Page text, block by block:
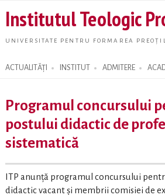
Institutul Teologic
UNIVERSITATE PENTRU FORMAREA
ACTUALITĂȚI INSTITUT ADMITERE
Search form
Programul concursului
postului didactic de
sistematică
ITP anunță programul concursului
didactic vacant și membrii comisiei de